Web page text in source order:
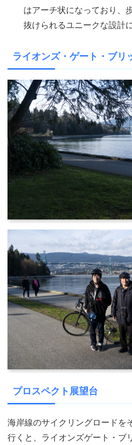
はアーチ状になっており、
抜けられるユニークな設計
ライオンズ・ゲート・ブリ
プロスペクト展望台
海岸線のサイクリングロードを
行くと、ライオンズゲート・ブ